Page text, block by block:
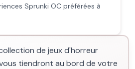
Sprunki OC préférées à
de jeux d'horreur
tiendront au bord de votre